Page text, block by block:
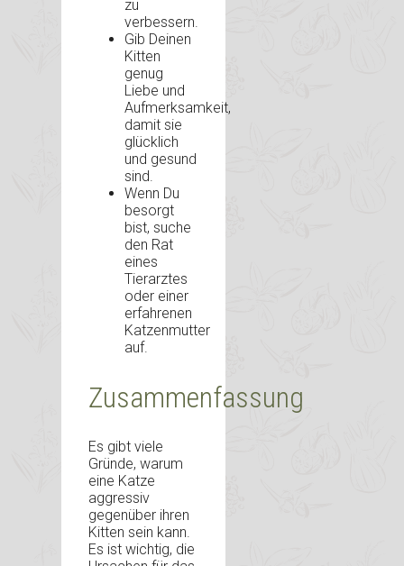
zu
verbessern.
Gib Deinen
Kitten
genug
Liebe und
Aufmerksamkeit,
damit sie
glücklich
und gesund
sind.
Wenn Du
besorgt
bist, suche
den Rat
eines
Tierarztes
oder einer
erfahrenen
Katzenmutter
auf.
Zusammenfassung
Es gibt viele
Gründe, warum
eine Katze
aggressiv
gegenüber ihren
Kitten sein kann.
Es ist wichtig, die